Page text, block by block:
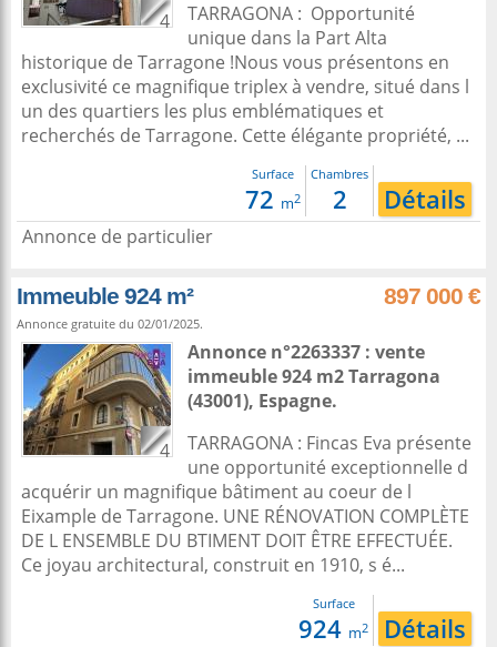
4
TARRAGONA : Opportunité
unique dans la Part Alta
historique de Tarragone !Nous vous présentons en
exclusivité ce magnifique triplex à vendre, situé dans l
un des quartiers les plus emblématiques et
recherchés de Tarragone. Cette élégante propriété, ...
Surface
72 m2
Chambres
2 Détails
Annonce de particulier
Immeuble 924 m² 897 000 €
Annonce gratuite du 02/01/2025.
4
Annonce n°2263337 : vente
immeuble 924 m2Tarragona
(43001), Espagne.
TARRAGONA : Fincas Eva présente
une opportunité exceptionnelle d
acquérir un magnifique bâtiment au coeur de l
Eixample de Tarragone. UNE RÉNOVATION COMPLÈTE
DE L ENSEMBLE DU BTIMENT DOIT ÊTRE EFFECTUÉE.
Ce joyau architectural, construit en 1910, s é...
Surface
924 m2 Détails